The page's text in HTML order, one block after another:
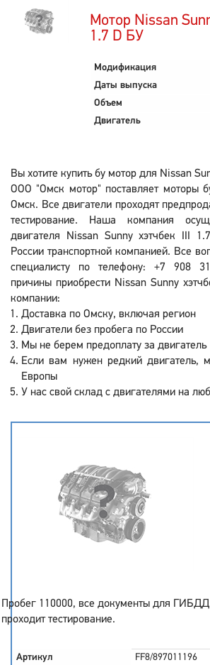
Мотор Nissan
1.7 D БУ
Модификация
Даты выпуска
Объем
Двигатель
Вы хотите купить бу мотор для Nissan
ООО "Омск мотор" поставляет моторы
Омск. Все двигатели проходят
тестирование. Наша компания
двигателя Nissan Sunny хэтчбек III
России транспортной компанией. Все
специалисту по телефону: +7 908
причины приобрести Nissan Sunny
компании:
Доставка по Омску, включая регион
Двигатели без пробега по России
Мы не берем предоплату за двигатель
Если вам нужен редкий двигатель,
Европы
У нас свой склад с двигателями на
Пробег 110000, все документы для
проходит тестирование.
Артикул FF8/897011196